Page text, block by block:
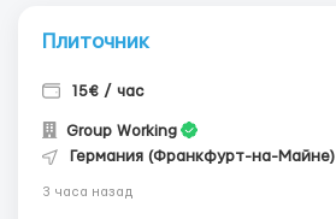
Плиточник
15€ / час
Group Working
Германия (Франкфурт-на-Майне)
3 часа назад